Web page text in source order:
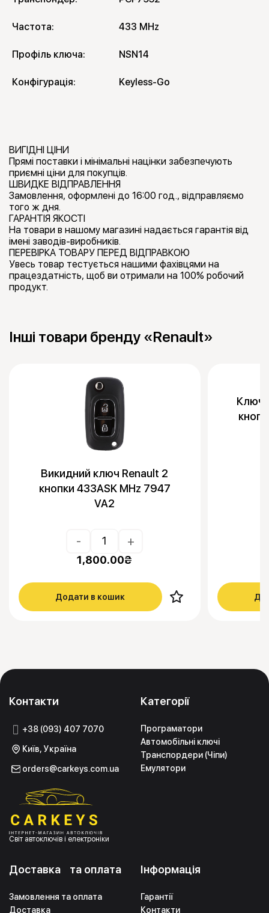
Частота: 433 MHz
Профіль ключа: NSN14
Конфігурація: Keyless-Go
ВИГІДНІ ЦІНИ
Прямі поставки і мінімальні націнки забезпечують
приємні ціни для покупців.
ШВИДКЕ ВІДПРАВЛЕННЯ
Замовлення, оформлені до 16:00 год., відправляємо
того ж дня.
ГАРАНТІЯ ЯКОСТІ
На товари в нашому магазині надається гарантія від
імені заводів-виробників.
ПЕРЕВІРКА ТОВАРУ ПЕРЕД ВІДПРАВКОЮ
Увесь товар тестується нашими фахівцями на
працездатність, щоб ви отримали на 100% робочий
продукт.
Інші товари бренду «Renault»
Викидний ключ Renault 2
кнопки 433ASK MHz 7947
VA2
- +
1,800.00₴
Додати в кошик
Ключ
Контакти
+38 (093) 407 7070
Київ, Україна
orders@carkeys.com.ua
Світ автоключів і електроніки
Категорії
Програматори
Автомобільні ключі
Транспордери (Чіпи)
Емулятори
Інформація
Гарантії
Контакти
Доставка та оплата
Замовлення та оплата
Доставка